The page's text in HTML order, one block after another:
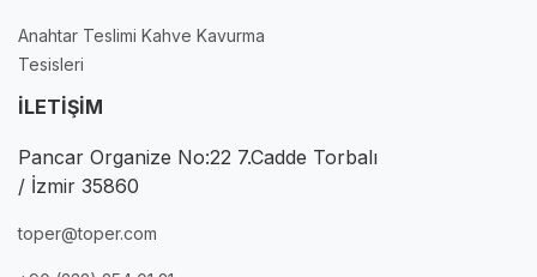
Anahtar Teslimi Kahve Kavurma
Tesisleri
İLETİŞİM
Pancar Organize No:22 7.Cadde Torbalı
/ İzmir 35860
toper@toper.com